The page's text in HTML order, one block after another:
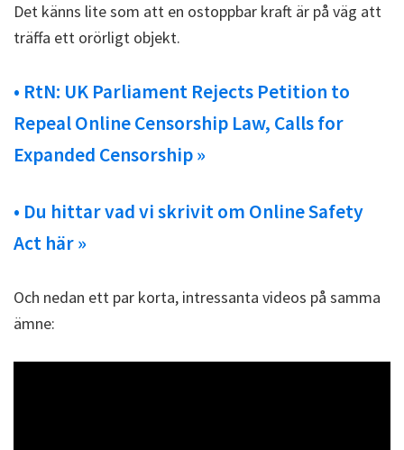
Det känns lite som att en ostoppbar kraft är på väg att
träffa ett orörligt objekt.
• RtN: UK Parliament Rejects Petition to
Repeal Online Censorship Law, Calls for
Expanded Censorship »
• Du hittar vad vi skrivit om Online Safety
Act här »
Och nedan ett par korta, intressanta videos på samma
ämne: